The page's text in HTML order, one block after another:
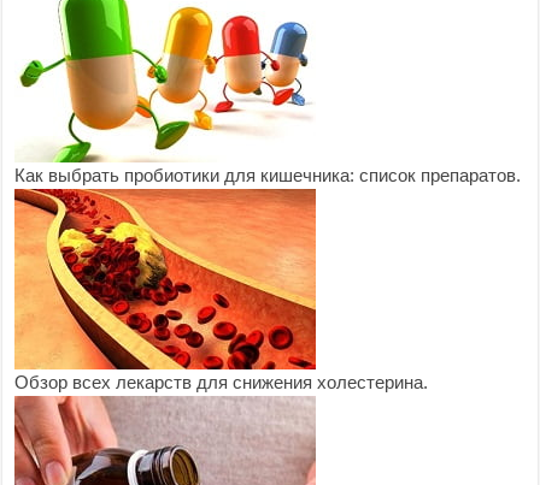
Как выбрать пробиотики для кишечника: список препаратов.
Обзор всех лекарств для снижения холестерина.